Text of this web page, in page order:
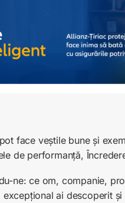
face veștile bune și
de performanță,
ne: ce om, companie,
ai descoperit